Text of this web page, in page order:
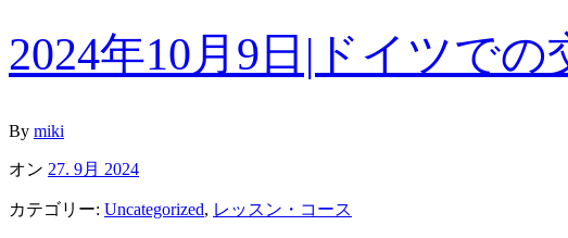
2024年10月9日|ドイツで
By miki
オン 27. 9月 2024
カテゴリー: Uncategorized, レッスン・コース